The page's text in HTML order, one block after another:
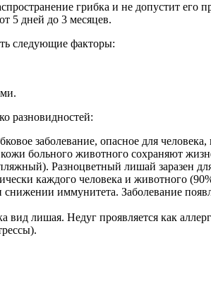
грибка и не допустит
5 дней до 3 месяцев.
следующие факторы:
разновидностей:
заболевание, опасное для
больного животного сохраняют
Разноцветный лишай заразен
каждого человека и животного
иммунитета. Заболевание
вид лишая. Недуг проявляется как